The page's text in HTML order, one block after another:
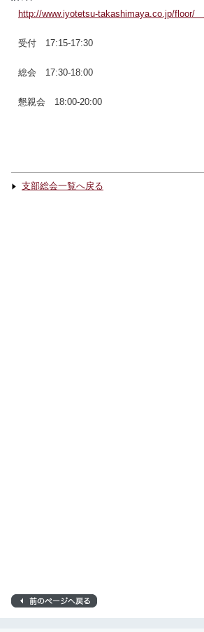
http://www.iyotetsu-takashimaya.co.jp/floor/
受付 17:15-17:30
総会 17:30-18:00
懇親会 18:00-20:00
支部総会一覧へ戻る